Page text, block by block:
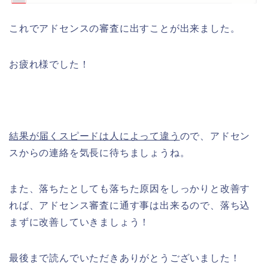
これでアドセンスの審査に出すことが出来ました。
お疲れ様でした！
結果が届くスピードは人によって違う ので、アドセン
スからの連絡を気長に待ちましょうね。
また、落ちたとしても落ちた原因をしっかりと改善す
れば、アドセンス審査に通す事は出来るので、落ち込
まずに改善していきましょう！
最後まで読んでいただきありがとうございました！